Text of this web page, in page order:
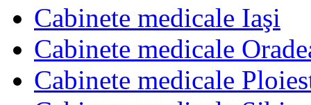
Cabinete medicale Iaşi
Cabinete medicale
Cabinete medicale